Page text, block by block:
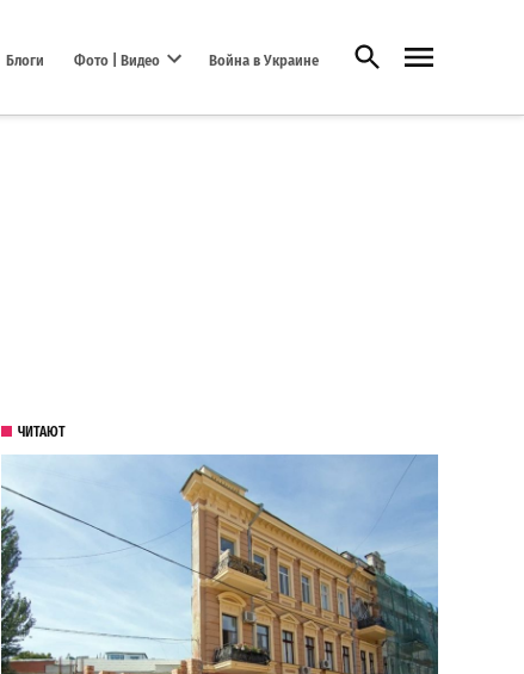
Блоги Фото | Видео Война в Украине Открыть поиск
ЧИТАЮТ